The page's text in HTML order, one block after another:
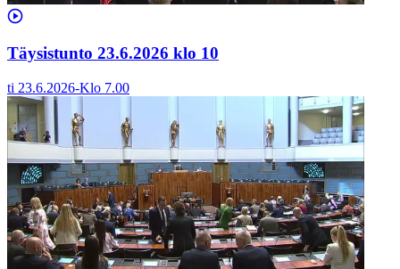
Täysistunto 23.6.2026 klo 10
ti 23.6.2026-Klo 7.00